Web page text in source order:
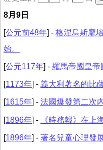
8月9日
[公元前48年] - 格涅烏斯龐
始。
[公元117年] - 羅馬帝國皇帝
[1173年] - 義大利著名的比
[1615年] - 法國爆發第二次
[1896年] - 《時務報》在上
[1896年] - 著名兒童心理發